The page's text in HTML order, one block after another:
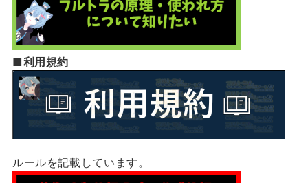
■利用規約
ルールを記載しています。